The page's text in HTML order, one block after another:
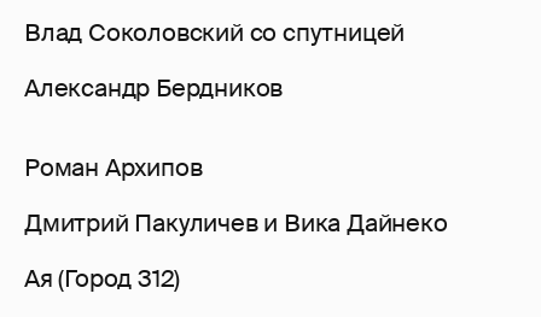
Влад Соколовский со спутницей
Александр Бердников
Роман Архипов
Дмитрий Пакуличев и Вика Дайнеко
Ая (Город 312)